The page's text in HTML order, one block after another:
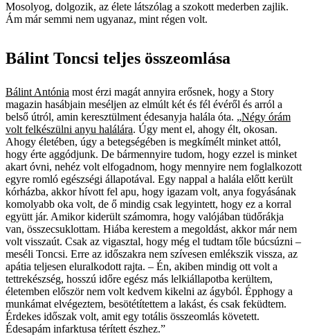
Mosolyog, dolgozik, az élete látszólag a szokott mederben zajlik.
Ám már semmi nem ugyanaz, mint régen volt.
Bálint Toncsi teljes összeomlása
Bálint Antónia most érzi magát annyira erősnek, hogy a Story
magazin hasábjain meséljen az elmúlt két és fél évéről és arról a
belső útról, amin keresztülment édesanyja halála óta. „Négy órám
volt felkészülni anyu halálára. Úgy ment el, ahogy élt, okosan.
Ahogy életében, úgy a betegségében is megkímélt minket attól,
hogy érte aggódjunk. De bármennyire tudom, hogy ezzel is minket
akart óvni, nehéz volt elfogadnom, hogy mennyire nem foglalkozott
egyre romló egészségi állapotával. Egy nappal a halála előtt került
kórházba, akkor hívott fel apu, hogy igazam volt, anya fogyásának
komolyabb oka volt, de ő mindig csak legyintett, hogy ez a korral
együtt jár. Amikor kiderült számomra, hogy valójában tüdőrákja
van, összecsuklottam. Hiába kerestem a megoldást, akkor már nem
volt visszaút. Csak az vigasztal, hogy még el tudtam tőle búcsúzni –
meséli Toncsi. Erre az időszakra nem szívesen emlékszik vissza, az
apátia teljesen eluralkodott rajta. – Én, akiben mindig ott volt a
tettrekészség, hosszú időre egész más lelkiállapotba kerültem,
életemben először nem volt kedvem kikelni az ágyból. Épphogy a
munkámat elvégeztem, besötétítettem a lakást, és csak feküdtem.
Érdekes időszak volt, amit egy totális összeomlás követett.
Édesapám infarktusa térített észhez.”